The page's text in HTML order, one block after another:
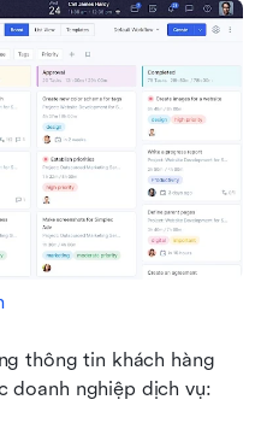
thông tin khách hàng
doanh nghiệp dịch vụ: